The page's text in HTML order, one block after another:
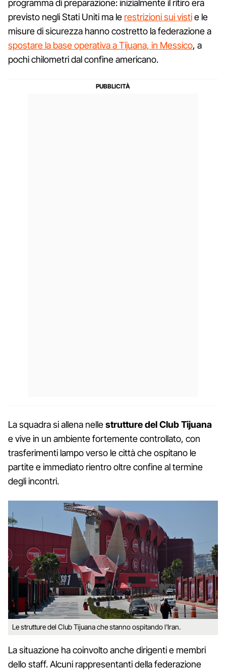
programma di preparazione: inizialmente il ritiro era
previsto negli Stati Uniti ma le restrizioni sui vistie le
misure di sicurezza hanno costretto la federazione a
spostare la base operativa a Tijuana, in Messico, a
pochi chilometri dal confine americano.
La squadra si allena nellestrutture del Club Tijuana
e vive in un ambiente fortemente controllato, con
trasferimenti lampo verso le città che ospitano le
partite e immediato rientro oltre confine al termine
degli incontri.
Le strutture del Club Tijuana che stanno ospitando l'Iran.
La situazione ha coinvolto anche dirigenti e membri
dello staff. Alcuni rappresentanti della federazione